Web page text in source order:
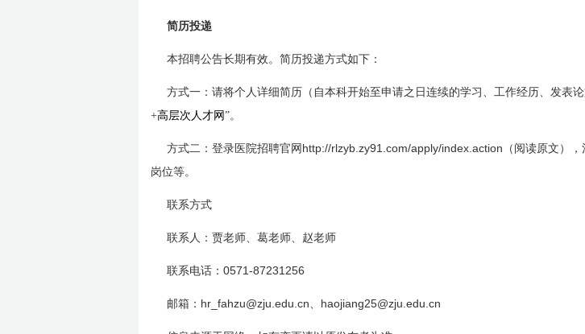
简历投递
本招聘公告长期有效。简历投递方式如下：
方式一：请将个人详细简历（自本科开始至申请之日连续的学习、工作经历、发表
+高层次人才网”。
方式二：登录医院招聘官网 http://rlzyb.zy91.com/apply/index.action （阅读原文）
岗位等。
联系方式
联系人：贾老师、葛老师、赵老师
联系电话： 0571-87231256
邮箱： hr_fahzu@zju.edu.cn haojiang25@zju.edu.cn